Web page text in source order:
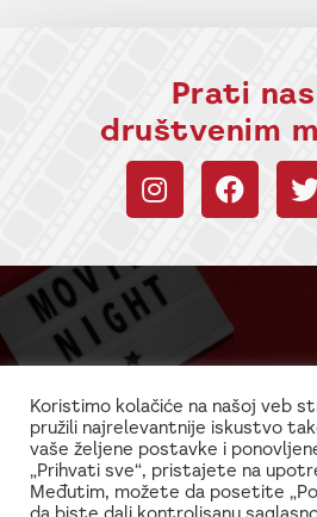
Prati
društvenim
informacijama!
Najnovije vesti iz sveta filma i
Koristimo kolačiće na našoj veb
pružili najrelevantnije iskustvo
vaše željene postavke i
„Prihvati sve“, pristajete na
Međutim, možete da posetite